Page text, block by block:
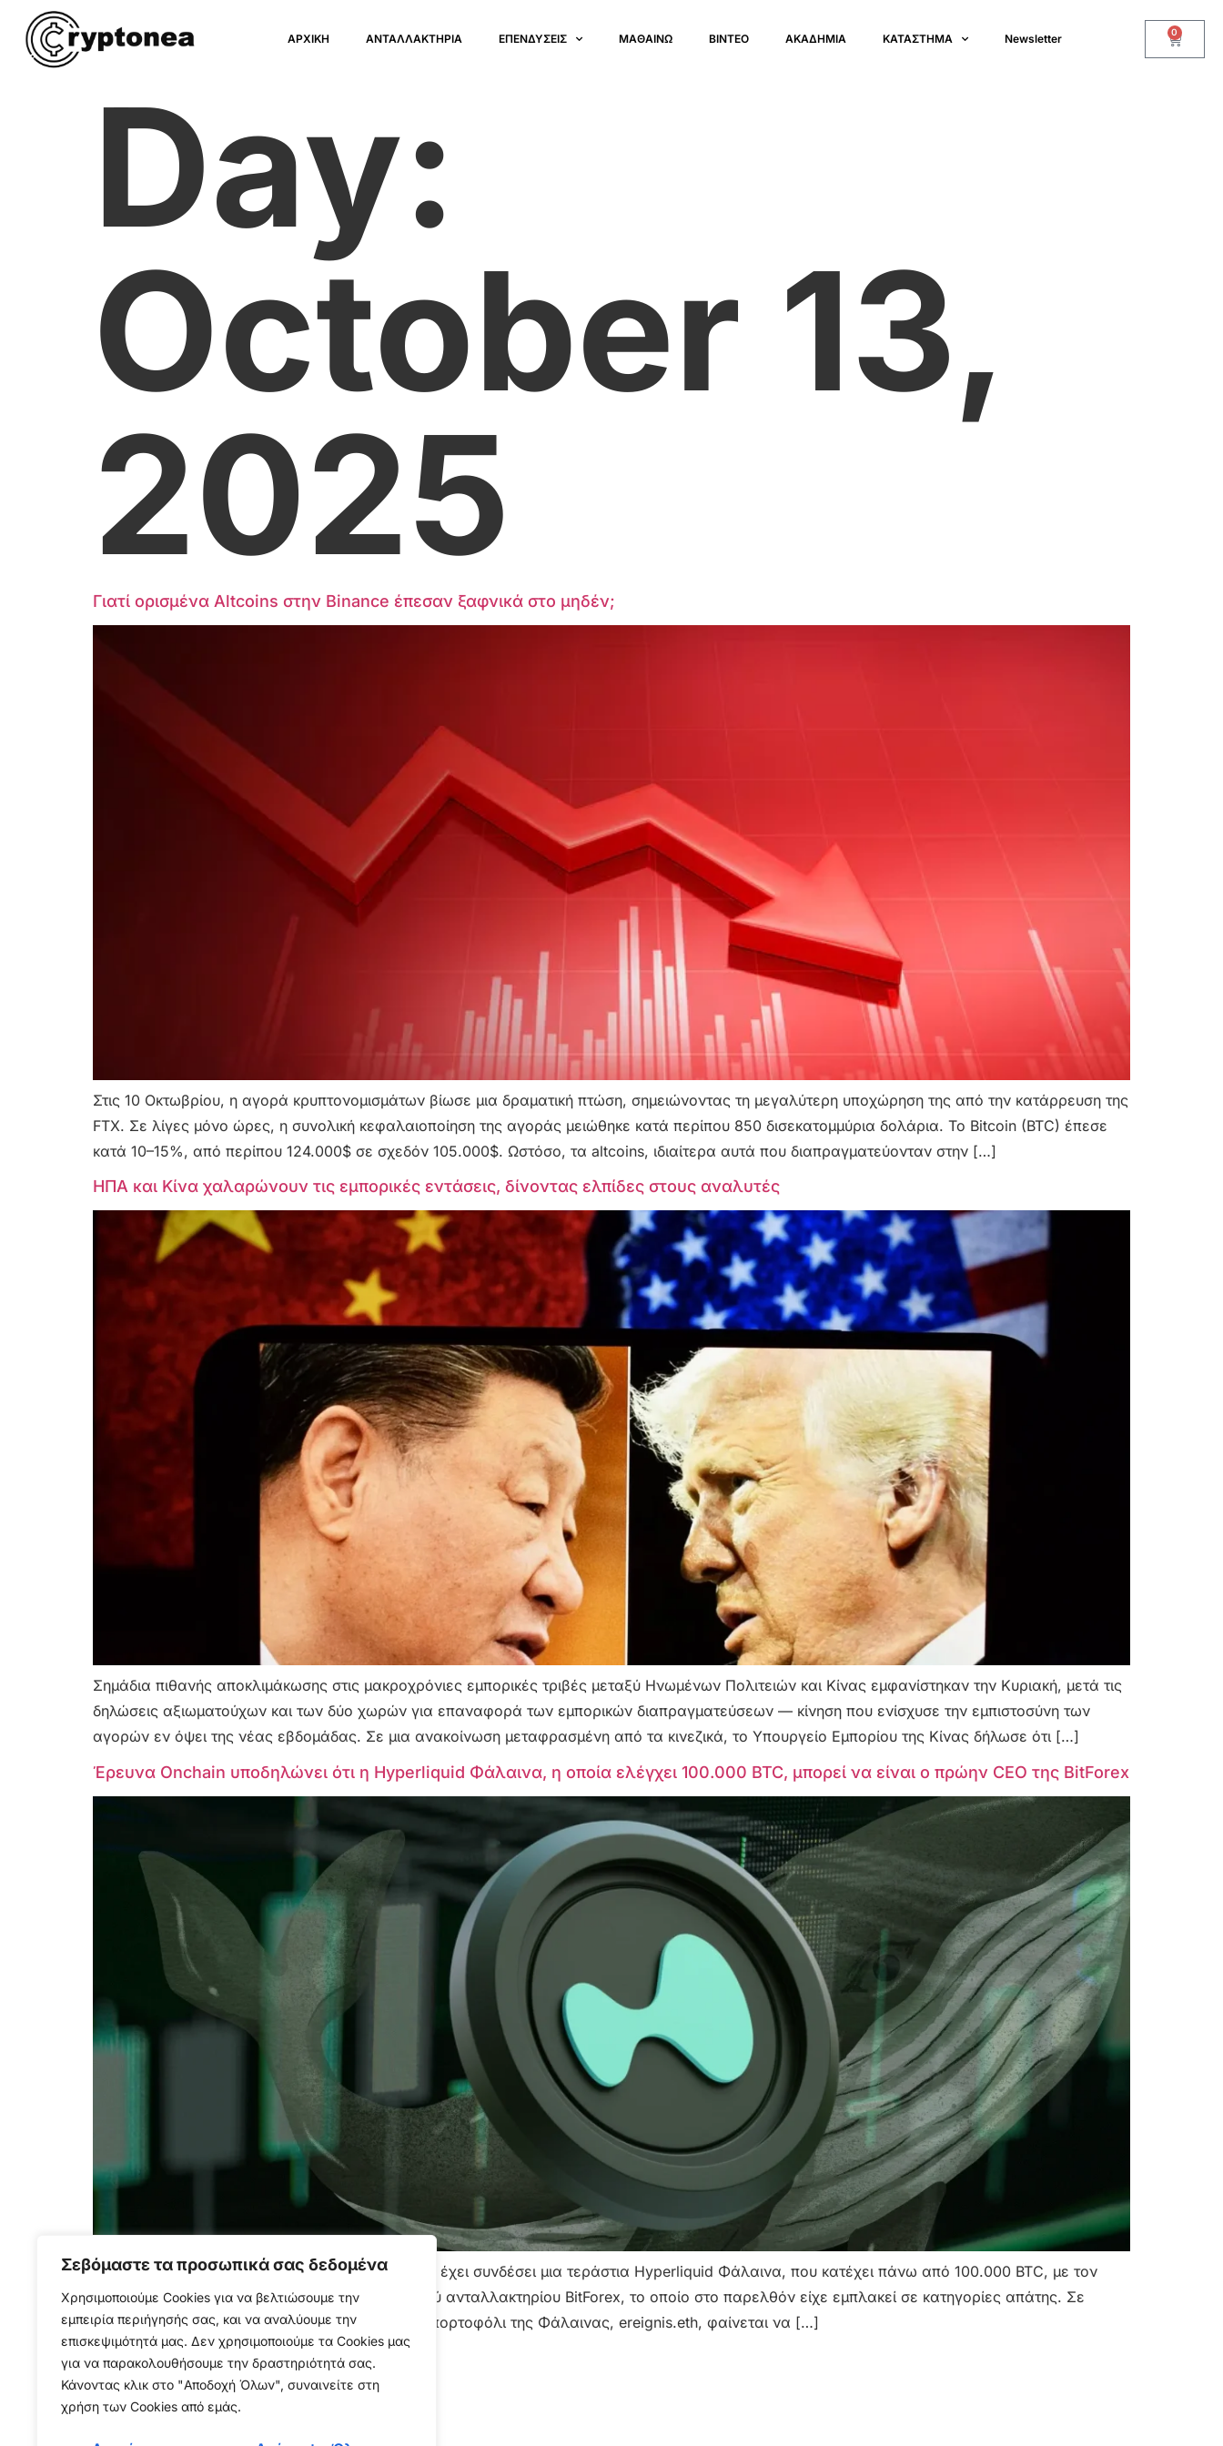
Σεβόμαστε τα προσωπικά σας δεδομένα
Χρησιμοποιούμε Cookies για να βελτιώσουμε την
εμπειρία περιήγησής σας, και να αναλύουμε την
επισκεψιμότητά μας. Δεν χρησιμοποιούμε τα Cookies μας
για να παρακολουθήσουμε την δραστηριότητά σας.
Κάνοντας κλικ στο "Αποδοχή Όλων", συναινείτε στη
χρήση των Cookies από εμάς.
ΑΡΧΙΚΗ ΑΝΤΑΛΛΑΚΤΗΡΙΑ ΕΠΕΝΔΥΣΕΙΣ ΜΑΘΑΙΝΩ ΒΙΝΤΕΟ ΑΚΑΔΗΜΙΑ ΚΑΤΑΣΤΗΜΑ Newsletter 0
Day:
October 13,
2025
Γιατί ορισμένα Altcoins στην Binance έπεσαν ξαφνικά στο μηδέν;
Στις 10 Οκτωβρίου, η αγορά κρυπτονομισμάτων βίωσε μια δραματική πτώση, σημειώνοντας τη μεγαλύτερη υποχώρηση της από την κατάρρευση της
FTX. Σε λίγες μόνο ώρες, η συνολική κεφαλαιοποίηση της αγοράς μειώθηκε κατά περίπου 850 δισεκατομμύρια δολάρια. Το Bitcoin (BTC) έπεσε
κατά 10–15%, από περίπου 124.000$ σε σχεδόν 105.000$. Ωστόσο, τα altcoins, ιδιαίτερα αυτά που διαπραγματεύονταν στην […]
ΗΠΑ και Κίνα χαλαρώνουν τις εμπορικές εντάσεις, δίνοντας ελπίδες στους αναλυτές
Σημάδια πιθανής αποκλιμάκωσης στις μακροχρόνιες εμπορικές τριβές μεταξύ Ηνωμένων Πολιτειών και Κίνας εμφανίστηκαν την Κυριακή, μετά τις
δηλώσεις αξιωματούχων και των δύο χωρών για επαναφορά των εμπορικών διαπραγματεύσεων — κίνηση που ενίσχυσε την εμπιστοσύνη των
αγορών εν όψει της νέας εβδομάδας. Σε μια ανακοίνωση μεταφρασμένη από τα κινεζικά, το Υπουργείο Εμπορίου της Κίνας δήλωσε ότι […]
Έρευνα Onchain υποδηλώνει ότι η Hyperliquid Φάλαινα, η οποία ελέγχει 100.000 BTC, μπορεί να είναι ο πρώην CEO της BitForex
Ο ερευνητής κρυπτονομισμάτων Eye φαίνεται να έχει συνδέσει μια τεράστια Hyperliquid Φάλαινα, που κατέχει πάνω από 100.000 BTC, με τον
Garrett Jin, τον πρώην CEO του πλέον ανενεργού ανταλλακτηρίου BitForex, το οποίο στο παρελθόν είχε εμπλακεί σε κατηγορίες απάτης. Σε
ανάρτηση στο X, ο Eye αποκάλυψε ότι το κύριο πορτοφόλι της Φάλαινας, ereignis.eth, φαίνεται να […]